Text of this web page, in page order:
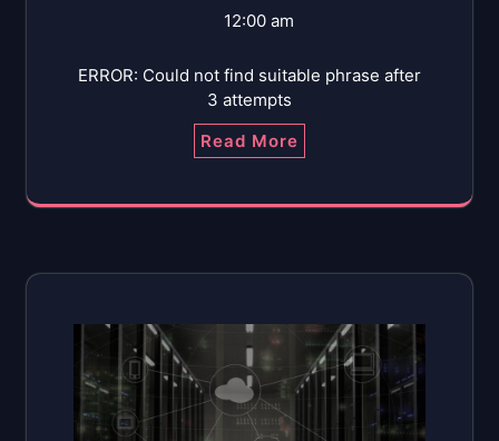
12:00 am
ERROR: Could not find suitable phrase after
3 attempts
Read More